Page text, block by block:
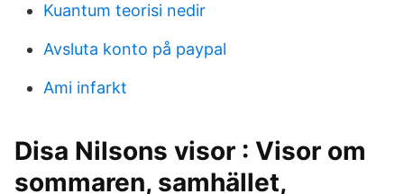
Kuantum teorisi nedir
Avsluta konto på paypal
Ami infarkt
Disa Nilsons visor : Visor om
sommaren, samhället,